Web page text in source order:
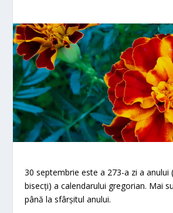
30 septembrie este a 273-a zi a anului
bisecți) a calendarului gregorian. Mai
până la sfârșitul anului.